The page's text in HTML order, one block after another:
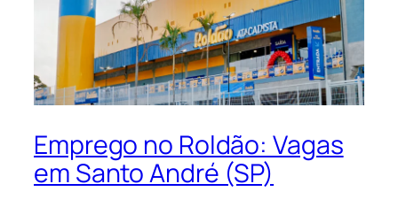
Emprego no Roldão: Vagas
em Santo André (SP)